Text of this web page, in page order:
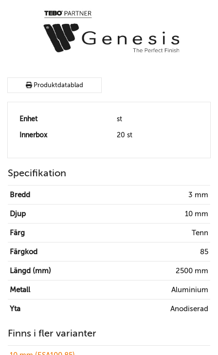
Produktdatablad
Enhet st
Innerbox 20 st
Specifikation
Bredd 3 mm
Djup 10 mm
Färg Tenn
Färgkod 85
Längd (mm) 2500 mm
Metall Aluminium
Yta Anodiserad
Finns i fler varianter